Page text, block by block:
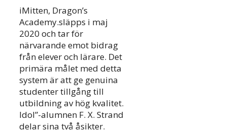
iMitten, Dragon’s
Academy.släpps i maj
2020 och tar för
närvarande emot bidrag
från elever och lärare. Det
primära målet med detta
system är att ge genuina
studenter tillgång till
utbildning av hög kvalitet.
Idol”-alumnen F. X. Strand
delar sina två åsikter.